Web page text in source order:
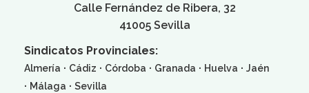
Calle Fernández de Ribera, 32
41005 Sevilla
Sindicatos Provinciales:
Almería · Cádiz · Córdoba · Granada · Huelva · Jaén
· Málaga · Sevilla